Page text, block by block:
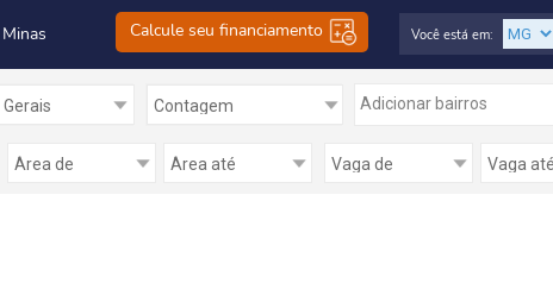
Calcule seu financiamento Você está em:
Adicionar bairros